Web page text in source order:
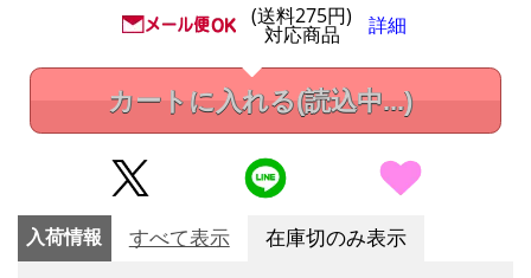
(送料275円)
対応商品 詳細
カートに入れる(読込中...)
入荷情報 すべて表示 在庫切のみ表示